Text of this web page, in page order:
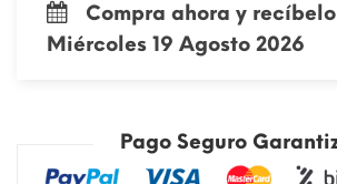
Compra ahora y recíbelo
Miércoles 19 Agosto 2026
Pago Seguro